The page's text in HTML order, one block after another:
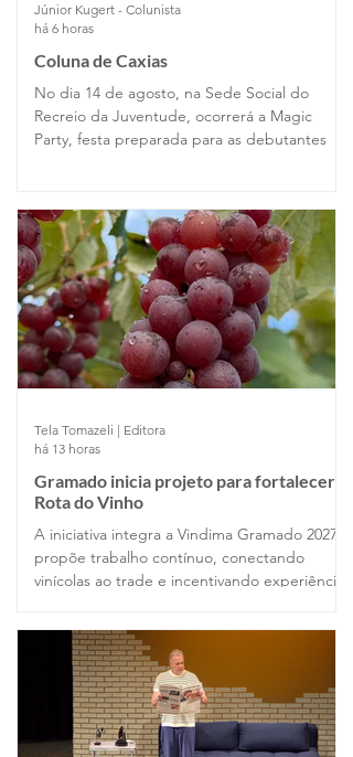
Coluna de Caxias
No dia 14 de agosto, na Sede Social do
Recreio da Juventude, ocorrerá a Magic
Party, festa preparada para as debutantes
Júnior Kugert - Colunista
há 6 horas
Gramado inicia projeto para fortalecer a
Rota do Vinho
A iniciativa integra a Vindima Gramado 2027 e
propõe trabalho contínuo, conectando
vinícolas ao trade e incentivando experiências
Tela Tomazeli | Editora
há 13 horas